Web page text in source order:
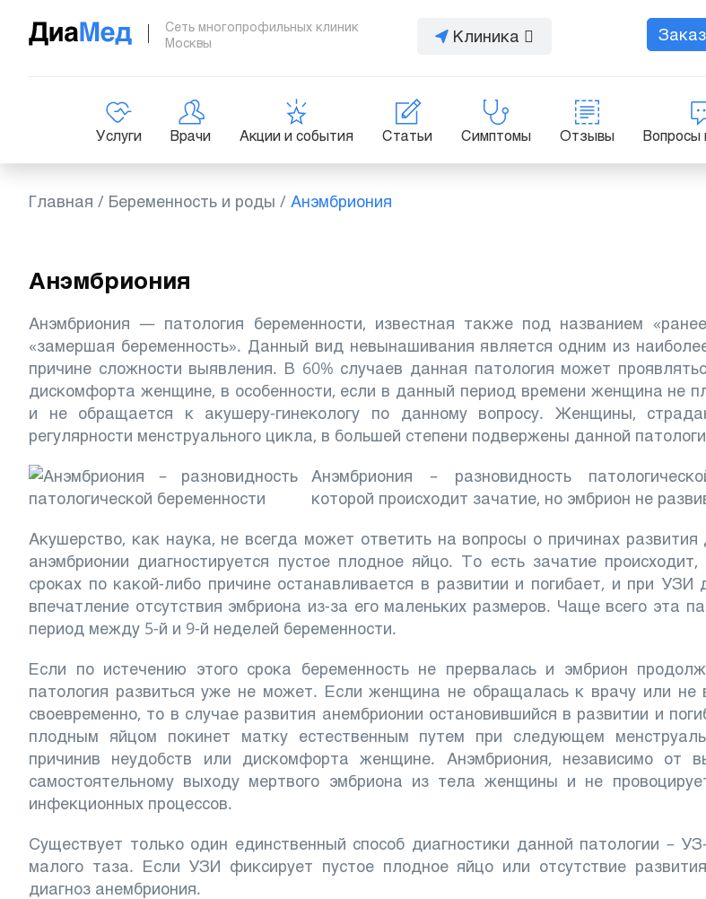
Сеть многопрофильных клиник
Москвы
Клиника
Услуги Врачи Акции и события Статьи Симптомы Отзывы Вопросы
Главная / Беременность и роды / Анэмбриония
Анэмбриония
Анэмбриония — патология беременности, известная также под названием
«замершая беременность». Данный вид невынашивания является одним из
причине сложности выявления. В 60% случаев данная патология может
дискомфорта женщине, в особенности, если в данный период времени женщина не
и не обращается к акушеру-гинекологу по данному вопросу. Женщины,
регулярности менструального цикла, в большей степени подвержены данной
Анэмбриония – разновидность
которой происходит зачатие, но эмбрион не
Акушерство, как наука, не всегда может ответить на вопросы о причинах развития
анэмбрионии диагностируется пустое плодное яйцо. То есть зачатие
сроках по какой-либо причине останавливается в развитии и погибает, и при УЗИ
впечатление отсутствия эмбриона из-за его маленьких размеров. Чаще всего эта
период между 5-й и 9-й неделей беременности.
Если по истечению этого срока беременность не прервалась и эмбрион
патология развиться уже не может. Если женщина не обращалась к врачу или не
своевременно, то в случае развития анембрионии остановившийся в развитии и
плодным яйцом покинет матку естественным путем при следующем
причинив неудобств или дискомфорта женщине. Анэмбриония, независимо от
самостоятельному выходу мертвого эмбриона из тела женщины и не
инфекционных процессов.
Существует только один единственный способ диагностики данной патологии –
малого таза. Если УЗИ фиксирует пустое плодное яйцо или отсутствие
диагноз анембриония.